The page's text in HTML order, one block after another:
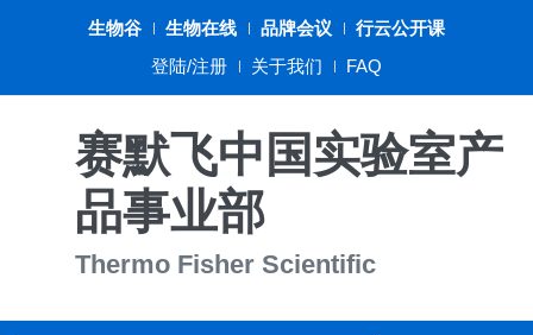
生物谷 生物在线 品牌会议
行云公开课
登陆/注册
关于我们 FAQ
赛默飞中国实验室产
品事业部
Thermo Fisher Scientific